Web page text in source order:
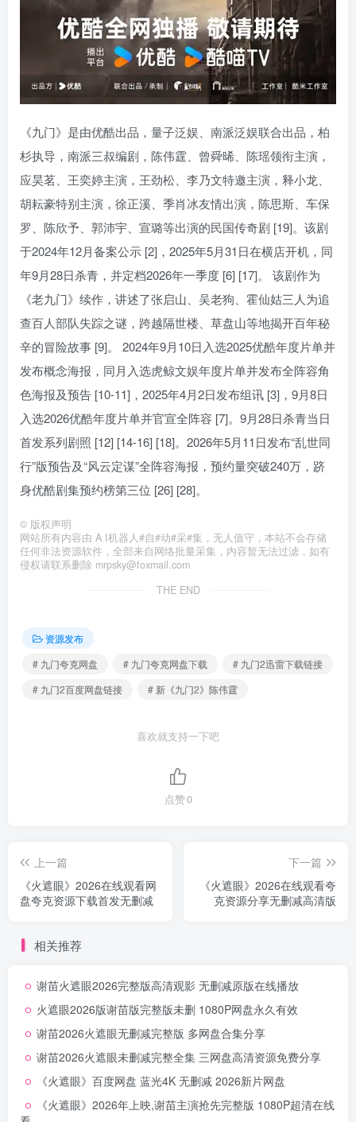
《九门》是由优酷出品，量子泛娱、南派泛娱联合出品，柏
杉执导，南派三叔编剧，陈伟霆、曾舜晞、陈瑶领衔主演，
应昊茗、王奕婷主演，王劲松、李乃文特邀主演，释小龙、
胡耘豪特别主演，徐正溪、季肖冰友情出演，陈思斯、车保
罗、陈欣予、郭沛宇、宣璐等出演的民国传奇剧 [19]。该剧
于2024年12月备案公示 [2]，2025年5月31日在横店开机，同
年9月28日杀青，并定档2026年一季度 [6] [17]。 该剧作为
《老九门》续作，讲述了张启山、吴老狗、霍仙姑三人为追
查百人部队失踪之谜，跨越隔世楼、草盘山等地揭开百年秘
辛的冒险故事 [9]。 2024年9月10日入选2025优酷年度片单并
发布概念海报，同月入选虎鲸文娱年度片单并发布全阵容角
色海报及预告 [10-11]，2025年4月2日发布组讯 [3]，9月8日
入选2026优酷年度片单并官宣全阵容 [7]。9月28日杀青当日
首发系列剧照 [12] [14-16] [18]。2026年5月11日发布“乱世同
行”版预告及“风云定谋”全阵容海报，预约量突破240万，跻
身优酷剧集预约榜第三位 [26] [28]。
© 版权声明
网站所有内容由 A I机器人#自#动#采#集，无人值守，本站不会存储
任何非法资源软件，全部来自网络批量采集，内容暂无法过滤，如有
侵权请联系删除 mrpsky@foxmail.com
THE END
资源发布
# 九门夸克网盘
# 九门夸克网盘下载
# 九门2迅雷下载链接
# 九门2百度网盘链接
# 新《九门2》陈伟霆
喜欢就支持一下吧
点赞0
上一篇
《火遮眼》2026在线观看网
盘夸克资源下载首发无删减
下一篇
《火遮眼》2026在线观看夸
克资源分享无删减高清版
相关推荐
谢苗火遮眼2026完整版高清观影 无删减原版在线播放
火遮眼2026版谢苗版完整版未删 1080P网盘永久有效
谢苗2026火遮眼无删减完整版 多网盘合集分享
谢苗2026火遮眼未删减完整全集 三网盘高清资源免费分享
《火遮眼》百度网盘 蓝光4K 无删减 2026新片网盘
《火遮眼》2026年上映,谢苗主演抢先完整版 1080P超清在线